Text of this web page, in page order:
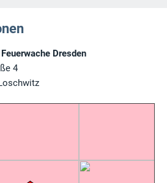
Dresden
4